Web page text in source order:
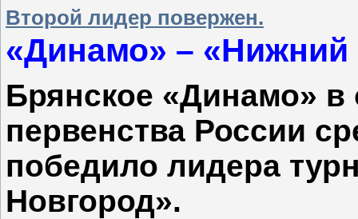
Второй лидер повержен.
«Динамо» – «Нижний
Брянское «Динамо» в
первенства России
победило лидера
Новгород».